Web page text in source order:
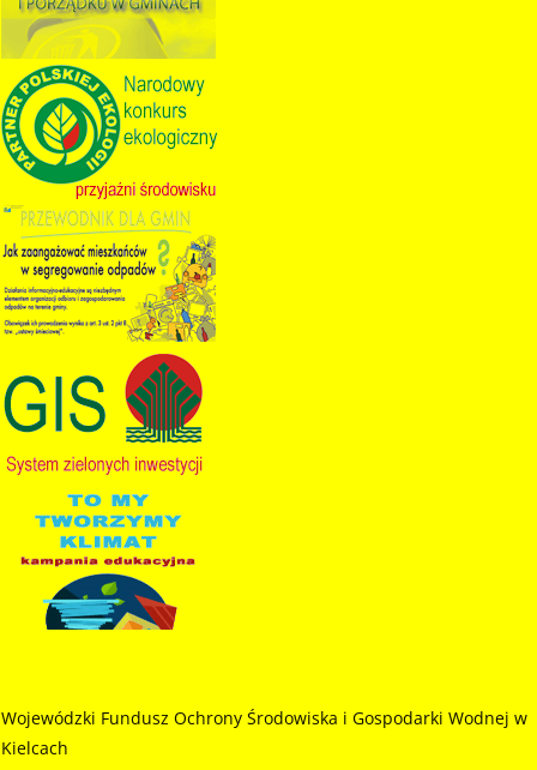
Forma naboru – nabór ciągły rozpoczyna się w dniu 16
marca 2018 r. i trwał będzie do wyczerpania środków
finansowych lub do decyzji Zarządu Wojewódzkiego
Funduszu o zawieszeniu lub zakończeniu naboru,
jednak nie później niż do dnia 15 październ...
30.03.2018
Forma naboru – nabór ciągły rozpoczyna się w dniu 30
marca 2018 r. i trwał będzie do wyczerpania środków
finansowych lub do decyzji Zarządu Wojewódzkiego
Funduszu o zakończeniu naboru. "Dofinansowanie
zakupu i montażu przydomowych o...
28.02.2018
marca 2018 r. i trwał będzie do wyczerpania środków
finansowych lub do decyzji Zarządu Wojewódzkiego
Funduszu o zawieszeniu lub zakończeniu naboru,
jednak nie później niż do dnia 15 październi...
Program dla osób fizycznych "Ograniczenie emisji
zanieczyszczeń do powietrza poprzez modernizację
Wojewódzki Fundusz Ochrony Środowiska i Gospodarki Wodnej w
Kielcach